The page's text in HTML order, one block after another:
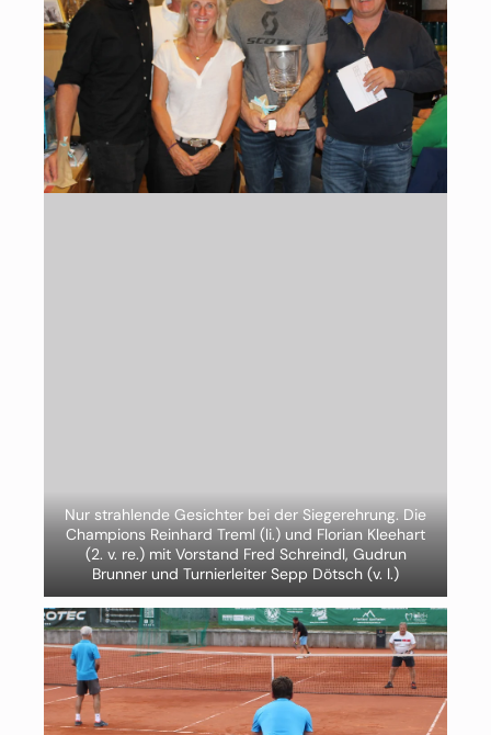
Nur strahlende Gesichter bei der Siegerehrung. Die
Champions Reinhard Treml (li.) und Florian Kleehart
(2. v. re.) mit Vorstand Fred Schreindl, Gudrun
Brunner und Turnierleiter Sepp Dötsch (v. l.)